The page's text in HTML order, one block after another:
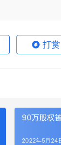
打赏
90万股权
2022年5月24